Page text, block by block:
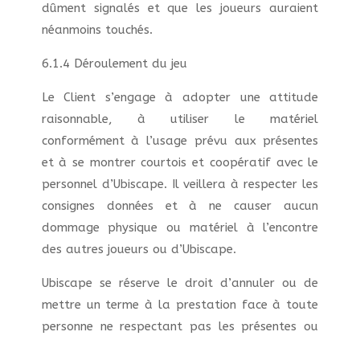
dûment signalés et que les joueurs auraient
néanmoins touchés.
6.1.4 Déroulement du jeu
Le Client s’engage à adopter une attitude
raisonnable, à utiliser le matériel
conformément à l’usage prévu aux présentes
et à se montrer courtois et coopératif avec le
personnel d’Ubiscape. Il veillera à respecter les
consignes données et à ne causer aucun
dommage physique ou matériel à l’encontre
des autres joueurs ou d’Ubiscape.
Ubiscape se réserve le droit d’annuler ou de
mettre un terme à la prestation face à toute
personne ne respectant pas les présentes ou